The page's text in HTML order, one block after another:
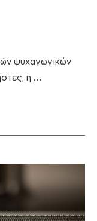
ψυχαγωγικών
η …